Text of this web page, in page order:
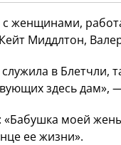
с женщинами,
Миддлтон,
в Блетчли,
здесь дам»,
моей
ее жизни».